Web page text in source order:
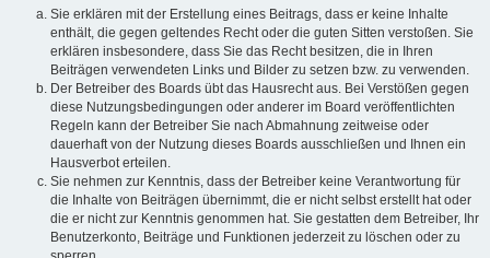
Sie erklären mit der Erstellung eines Beitrags, dass er keine Inhalte
enthält, die gegen geltendes Recht oder die guten Sitten verstoßen. Sie
erklären insbesondere, dass Sie das Recht besitzen, die in Ihren
Beiträgen verwendeten Links und Bilder zu setzen bzw. zu verwenden.
Der Betreiber des Boards übt das Hausrecht aus. Bei Verstößen gegen
diese Nutzungsbedingungen oder anderer im Board veröffentlichten
Regeln kann der Betreiber Sie nach Abmahnung zeitweise oder
dauerhaft von der Nutzung dieses Boards ausschließen und Ihnen ein
Hausverbot erteilen.
Sie nehmen zur Kenntnis, dass der Betreiber keine Verantwortung für
die Inhalte von Beiträgen übernimmt, die er nicht selbst erstellt hat oder
die er nicht zur Kenntnis genommen hat. Sie gestatten dem Betreiber, Ihr
Benutzerkonto, Beiträge und Funktionen jederzeit zu löschen oder zu